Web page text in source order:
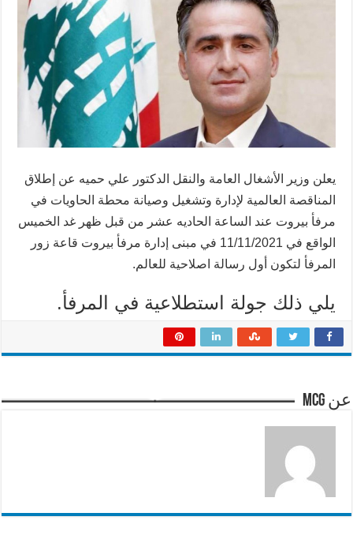
يعلن وزير الأشغال العامة والنقل الدكتور علي حميه عن إطلاق
المناقصة العالمية لإدارة وتشغيل وصيانة محطة الحاويات في
مرفأ بيروت عند الساعة الحاديه عشر من قبل ظهر غد الخميس
الواقع في 11/11/2021 في مبنى إدارة مرفأ بيروت قاعة زور
المرفأ لتكون أول رسالة اصلاحية للعالم.
يلي ذلك جولة استطلاعية في المرفأ.
عن mcg